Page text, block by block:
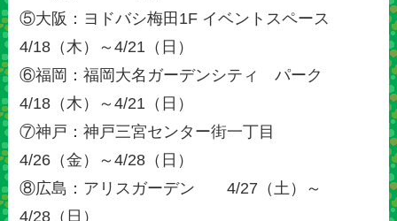
⑤大阪：ヨドバシ梅田1F イベントスペース
4/18（木）～4/21（日）
⑥福岡：福岡大名ガーデンシティ パーク
4/18（木）～4/21（日）
⑦神戸：神戸三宮センター街一丁目
4/26（金）～4/28（日）
⑧広島：アリスガーデン 4/27（土）～
4/28（日）